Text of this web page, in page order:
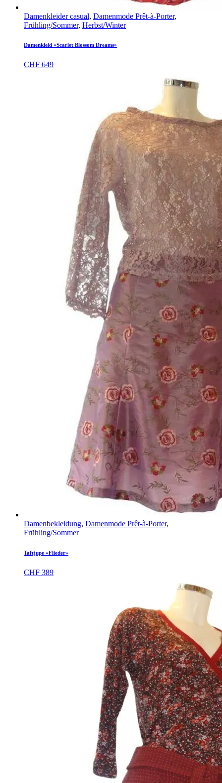
Damenkleider casual, Damenmode Prêt-à-Porter,
Frühling/Sommer, Herbst/Winter
Damenkleid «Scarlet Blossom Dreams»
CHF 649
Damenbekleidung, Damenmode Prêt-à-Porter,
Frühling/Sommer
Taftjupe «Flieder»
CHF 389